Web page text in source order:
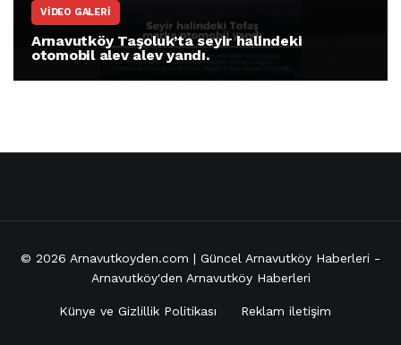
ARNAVUTKÖY
Arnavutköy İmrahor Mahallesi sakinleri
protesto gösterisi düzenledi
© 2026 Arnavutkoyden.com | Güncel Arnavutköy Haberleri -
Arnavutköy'den Arnavutköy Haberleri
Künye ve Gizlillik Politikası Reklam iletişim